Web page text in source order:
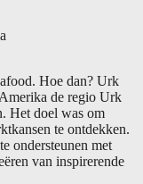
Hoe dan? Urk
de regio Urk
Het doel was om
te ontdekken.
ondersteunen met
van inspirerende